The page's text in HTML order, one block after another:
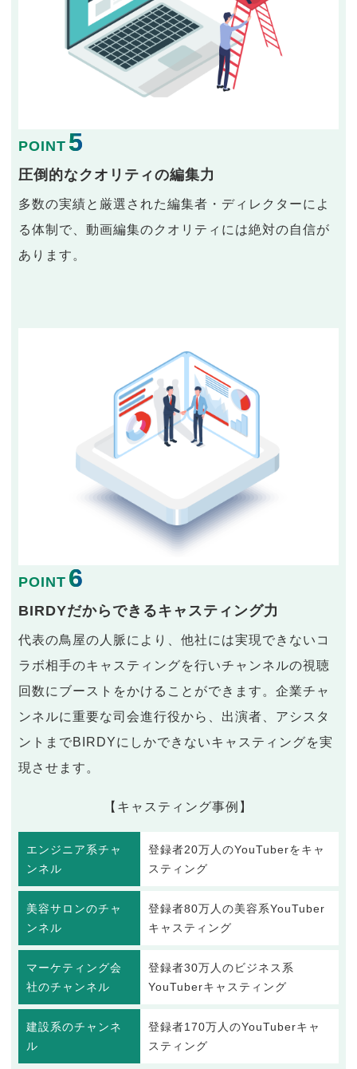
POINT 5
圧倒的なクオリティの編集力
多数の実績と厳選された編集者・ディレクターによ
る体制で、動画編集のクオリティには絶対の自信が
あります。
POINT 6
BIRDYだからできるキャスティング力
代表の鳥屋の人脈により、他社には実現できないコ
ラボ相手のキャスティングを行いチャンネルの視聴
回数にブーストをかけることができます。企業チャ
ンネルに重要な司会進行役から、出演者、アシスタ
ントまでBIRDYにしかできないキャスティングを実
現させます。
【キャスティング事例】
エンジニア系チャ
ンネル
登録者20万人のYouTuberをキャ
スティング
美容サロンのチャ
ンネル
登録者80万人の美容系YouTuber
キャスティング
マーケティング会
社のチャンネル
登録者30万人のビジネス系
YouTuberキャスティング
建設系のチャンネ
ル
登録者170万人のYouTuberキャ
スティング